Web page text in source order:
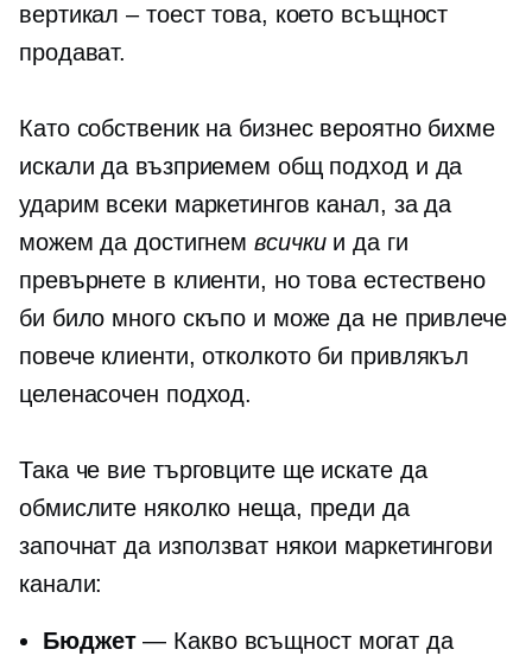
вертикал – тоест това, което всъщност
продават.
Като собственик на бизнес вероятно бихме
искали да възприемем общ подход и да
ударим всеки маркетингов канал, за да
можем да достигнемвсичкии да ги
превърнете в клиенти, но това естествено
би било много скъпо и може да не привлече
повече клиенти, отколкото би привлякъл
целенасочен подход.
Така че вие ​​търговците ще искате да
обмислите няколко неща, преди да
започнат да използват някои маркетингови
канали:
Бюджет— Какво всъщност могат да